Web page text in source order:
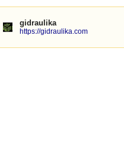
gidraulika
https://gidraulika.com